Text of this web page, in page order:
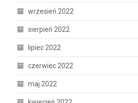
wrzesień 2022
sierpień 2022
lipiec 2022
czerwiec 2022
maj 2022